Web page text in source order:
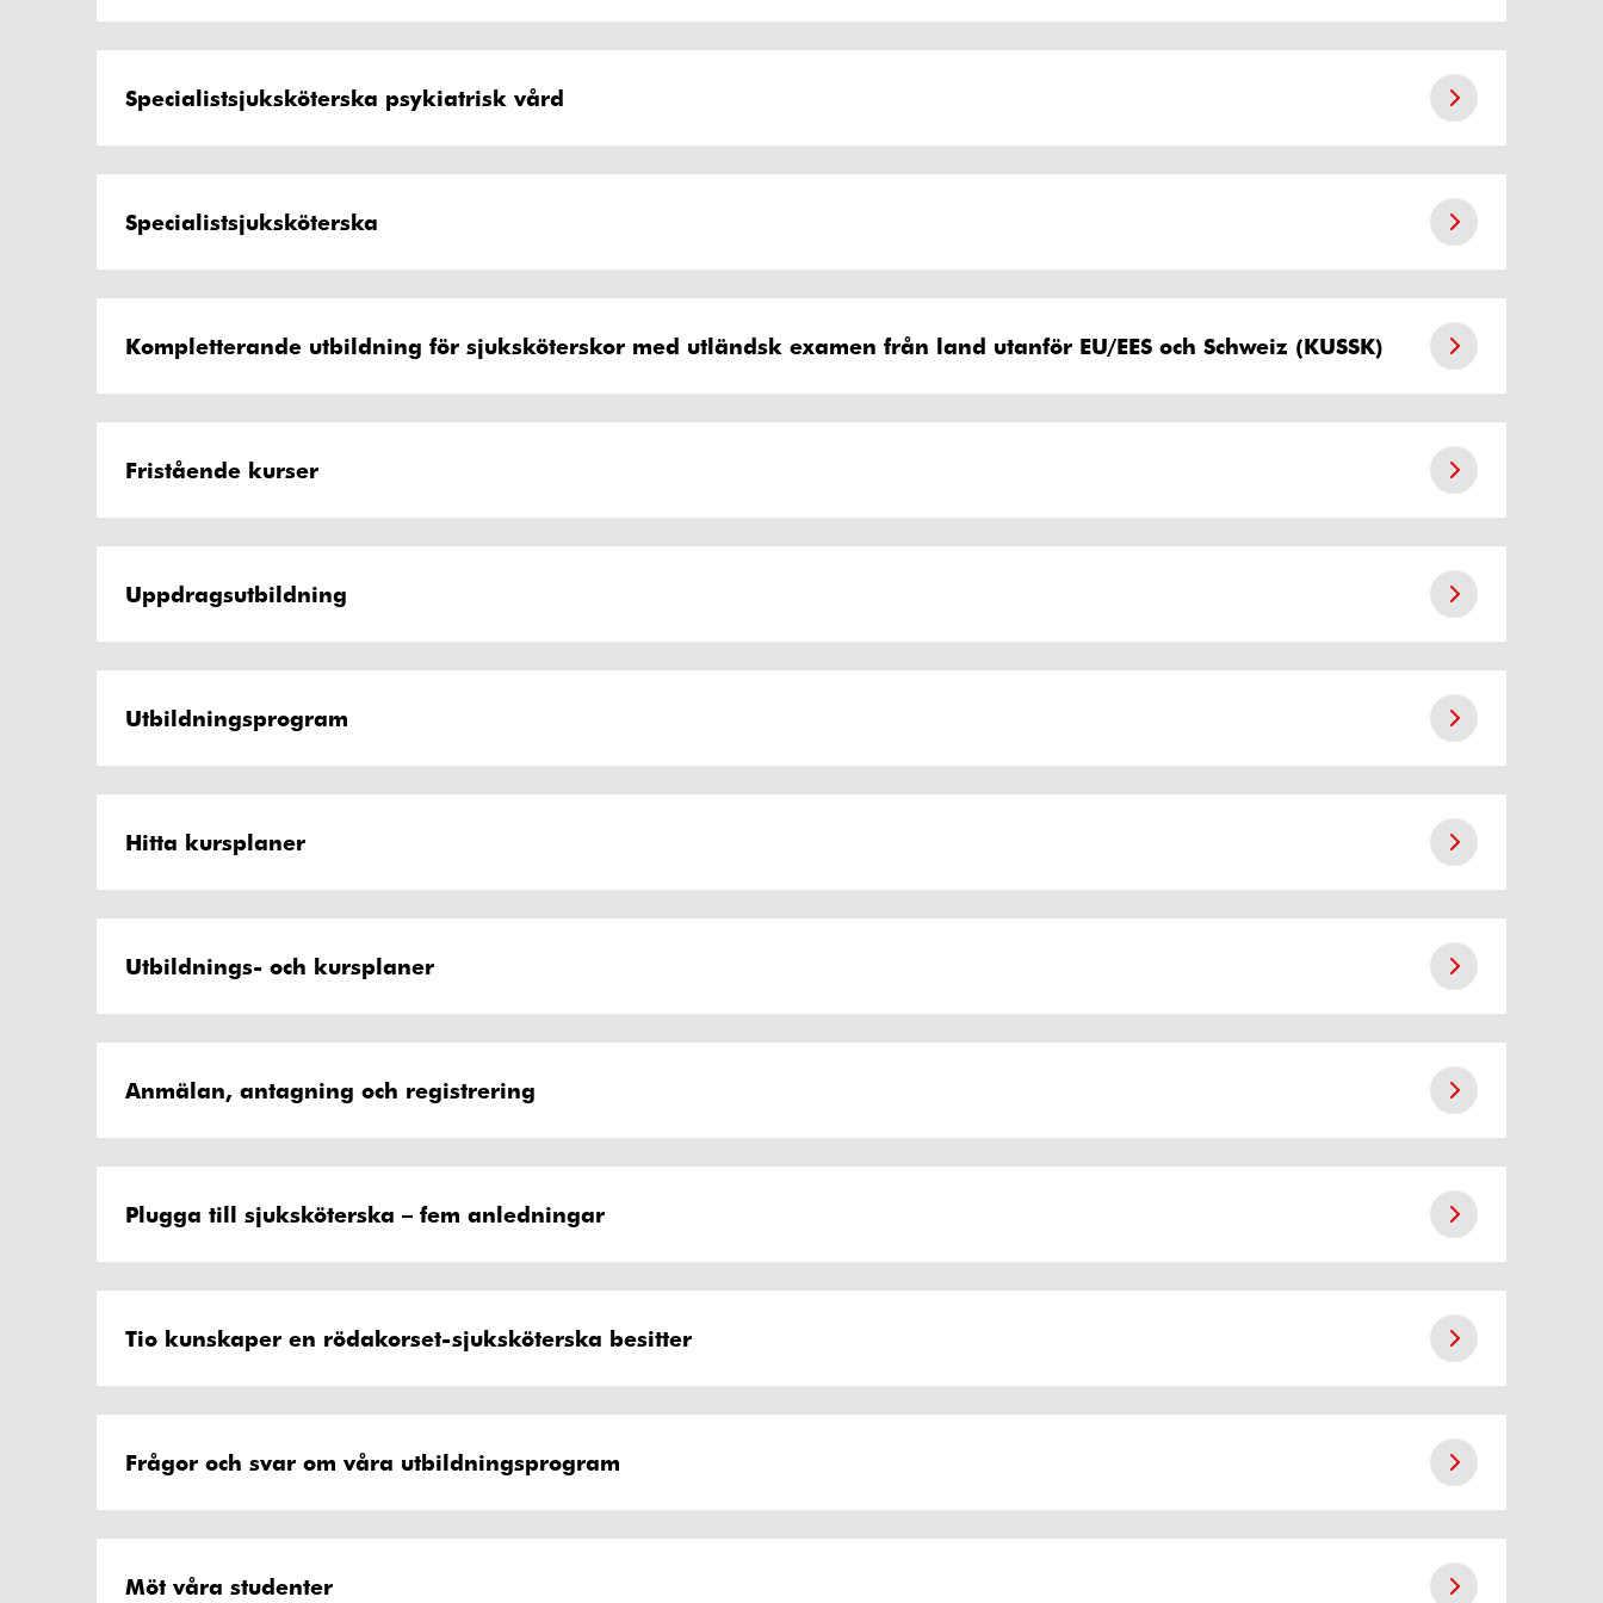
Specialistsjuksköterska psykiatrisk vård
Specialistsjuksköterska
Kompletterande utbildning för sjuksköterskor med utländsk examen från land utanför EU/EES och Schweiz (KUSSK)
Fristående kurser
Uppdragsutbildning
Utbildningsprogram
Hitta kursplaner
Utbildnings- och kursplaner
Anmälan, antagning och registrering
Plugga till sjuksköterska – fem anledningar
Tio kunskaper en rödakorset-sjuksköterska besitter
Frågor och svar om våra utbildningsprogram
Möt våra studenter